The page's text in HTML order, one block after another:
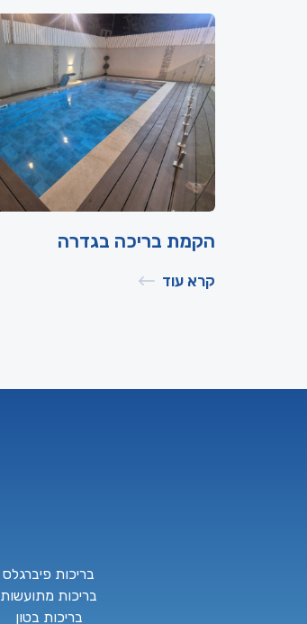
הקמת בריכה בגדרה
קרא עוד
בריכות פיברגלס
בריכות מתועשות
בריכות בטון